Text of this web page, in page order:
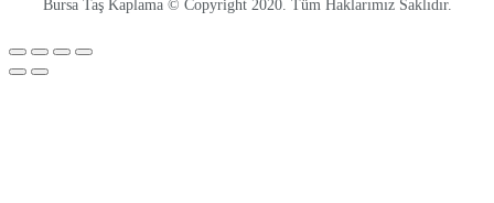
Bursa Taş Kaplama © Copyright 2020. Tüm Haklarımız Saklıdır.